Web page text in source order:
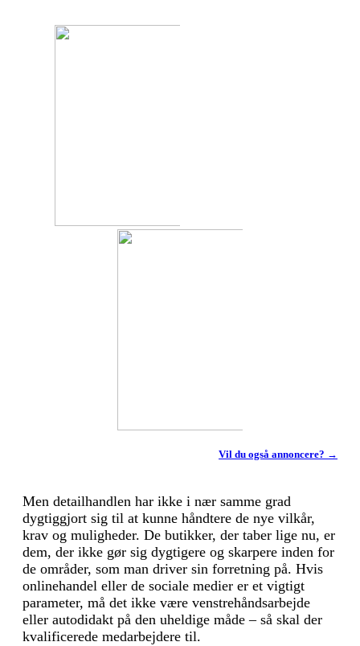
Vil du også annoncere? →
Men detailhandlen har ikke i nær samme grad
dygtiggjort sig til at kunne håndtere de nye vilkår,
krav og muligheder. De butikker, der taber lige nu, er
dem, der ikke gør sig dygtigere og skarpere inden for
de områder, som man driver sin forretning på. Hvis
onlinehandel eller de sociale medier er et vigtigt
para­meter, må det ikke være venstrehåndsarbejde
eller auto­didakt på den uheldige måde – så skal der
kvalificerede medarbejdere til.